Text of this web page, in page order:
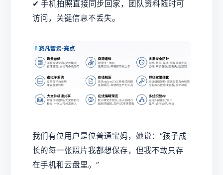
✔ 手机拍照直接同步回家，团队资料随时可
访问，关键信息不丢失。
我们有位用户是位普通宝妈，她说：“孩子成
长的每一张照片我都想保存，但我不敢只存
在手机和云盘里。”